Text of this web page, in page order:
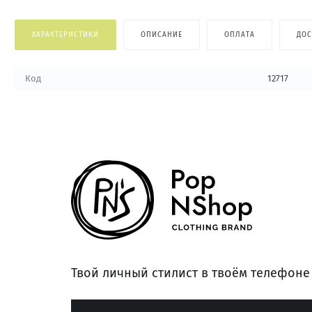
ХАРАКТЕРИСТИКИ ОПИСАНИЕ ОПЛАТА
Код 12717
Твой личный стилист в твоём телефоне